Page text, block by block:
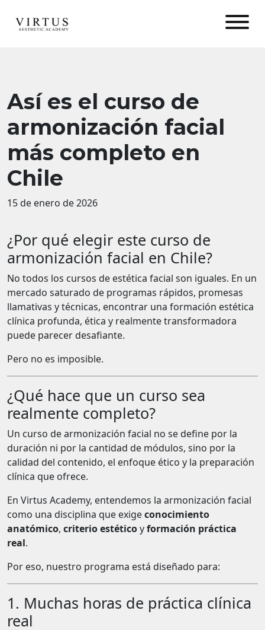
Así es el curso de
armonización facial
más completo en
Chile
15 de enero de 2026
¿Por qué elegir este curso de
armonización facial en Chile?
No todos los cursos de estética facial son iguales. En un
mercado saturado de programas rápidos, promesas
llamativas y técnicas, encontrar una formación estética
clínica profunda, ética y realmente transformadora
puede parecer desafiante.
Pero no es imposible.
¿Qué hace que un curso sea
realmente completo?
Un curso de armonización facial no se define por la
duración ni por la cantidad de módulos, sino por la
calidad del contenido, el enfoque ético y la preparación
clínica que ofrece.
En Virtus Academy, entendemos la armonización facial
como una disciplina que exigeconocimiento
anatómico, criterio estéticoyformación práctica
real.
Por eso, nuestro programa está diseñado para:
1. Muchas horas de práctica clínica
real